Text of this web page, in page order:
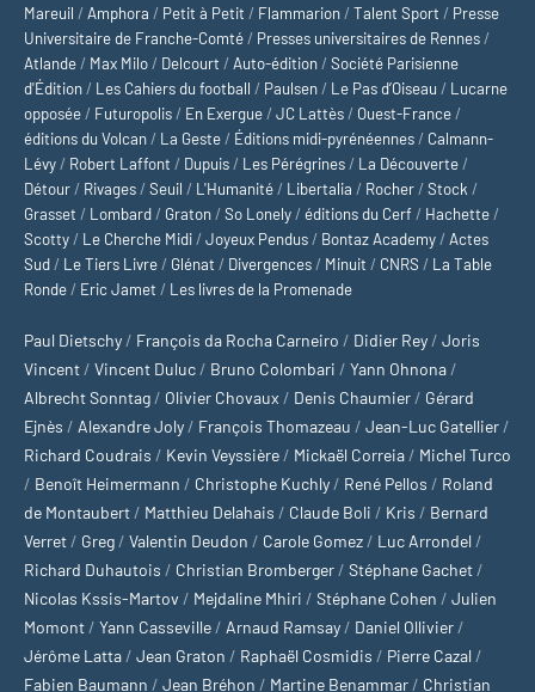
Mareuil /Amphora / Petit à Petit / Flammarion/Talent Sport / Presse
Universitaire de Franche-Comté/ Presses universitaires de Rennes/
Atlande/ Max Milo/ Delcourt /Auto-édition/Société Parisienne
d'Édition/ Les Cahiers du football / Paulsen/ Le Pas d’Oiseau / Lucarne
opposée/ Futuropolis/ En Exergue/JC Lattès/ Ouest-France/
éditions du Volcan/ La Geste/ Éditions midi-pyrénéennes/ Calmann-
Lévy/ Robert Laffont / Dupuis/ Les Pérégrines/ La Découverte/
Détour/ Rivages/Seuil / L'Humanité/ Libertalia / Rocher/Stock /
Grasset / Lombard/ Graton/So Lonely/éditions du Cerf/ Hachette/
Scotty/ Le Cherche Midi/Joyeux Pendus/ Bontaz Academy/Actes
Sud/ Le Tiers Livre/ Glénat / Divergences/ Minuit / CNRS / La Table
Ronde/ Eric Jamet / Les livres de la Promenade
Paul Dietschy / François da Rocha Carneiro / Didier Rey / Joris
Vincent / Vincent Duluc / Bruno Colombari / Yann Ohnona /
Albrecht Sonntag / Olivier Chovaux / Denis Chaumier / Gérard
Ejnès / Alexandre Joly / François Thomazeau / Jean-Luc Gatellier /
Richard Coudrais / Kevin Veyssière / Mickaël Correia / Michel Turco
/ Benoît Heimermann / Christophe Kuchly / René Pellos / Roland
de Montaubert / Matthieu Delahais / Claude Boli / Kris / Bernard
Verret / Greg / Valentin Deudon / Carole Gomez / Luc Arrondel /
Richard Duhautois / Christian Bromberger / Stéphane Gachet /
Nicolas Kssis-Martov / Mejdaline Mhiri / Stéphane Cohen / Julien
Momont / Yann Casseville / Arnaud Ramsay / Daniel Ollivier /
Jérôme Latta / Jean Graton / Raphaël Cosmidis / Pierre Cazal /
Fabien Baumann / Jean Bréhon / Martine Benammar / Christian